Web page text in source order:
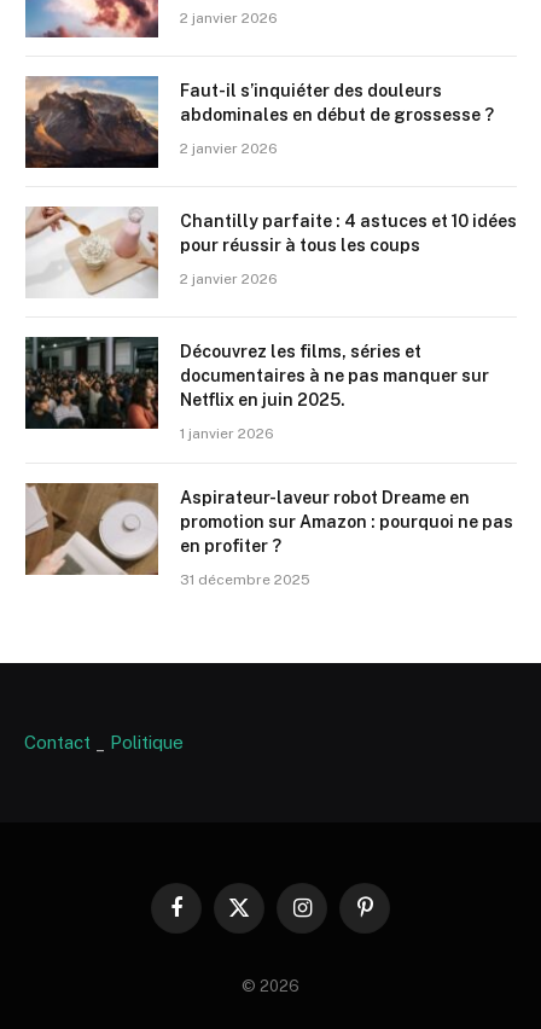
2 janvier 2026
Faut-il s’inquiéter des douleurs
abdominales en début de grossesse ?
2 janvier 2026
Chantilly parfaite : 4 astuces et 10 idées
pour réussir à tous les coups
2 janvier 2026
Découvrez les films, séries et
documentaires à ne pas manquer sur
Netflix en juin 2025.
1 janvier 2026
Aspirateur-laveur robot Dreame en
promotion sur Amazon : pourquoi ne pas
en profiter ?
31 décembre 2025
Contact Politique
Facebook
X
InstagramPinterest
© 2026